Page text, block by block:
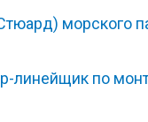
морс‎‎кого
линейщик по